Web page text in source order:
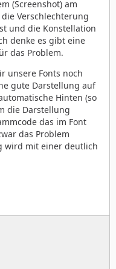
(Screenshot) am
Verschlechterung
und die Konstellation
denke es gibt eine
das Problem.
unsere Fonts noch
gute Darstellung auf
Hinten (so
die Darstellung
das im Font
das Problem
wird mit einer deutlich